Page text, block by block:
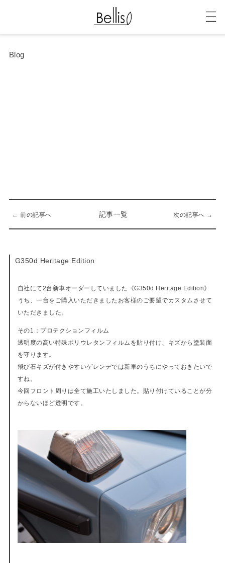
Blog
← 前の記事へ 記事一覧 次の記事へ →
G350d Heritage Edition
自社にて2台新車オーダーしていました《G350d Heritage Edition》
うち、一台をご購入いただきましたお客様のご要望でカスタムさせて
いただきました。
その1：プロテクションフィルム
透明度の高い特殊ポリウレタンフィルムを貼り付け、キズから塗装面
を守ります。
飛び石キズが付きやすいゲレンデでは新車のうちにやっておきたいで
すね。
今回フロント周りは全て施工いたしました。貼り付けていることが分
からないほど透明です。